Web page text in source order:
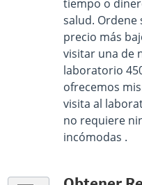
Get Direction
Select This Lab
tiempo o
salud. Ordene
precio más
visitar una de
laboratorio
ofrecemos
visita al
no requiere
incómodas .